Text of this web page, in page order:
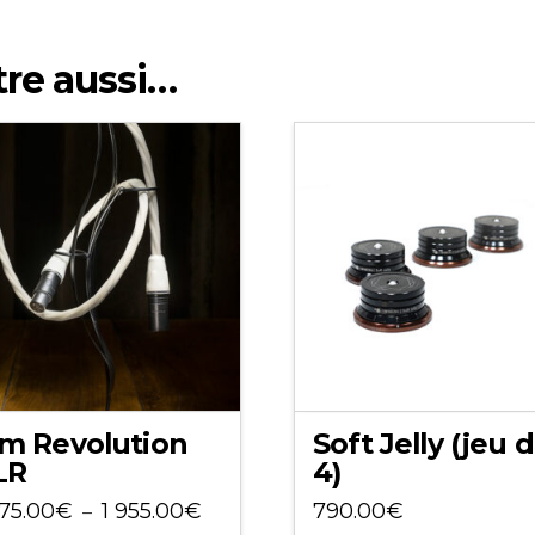
aussi…
Revolution
€ – 1 955.00€Plage
Soft Jelly (jeu
4)
790.00€